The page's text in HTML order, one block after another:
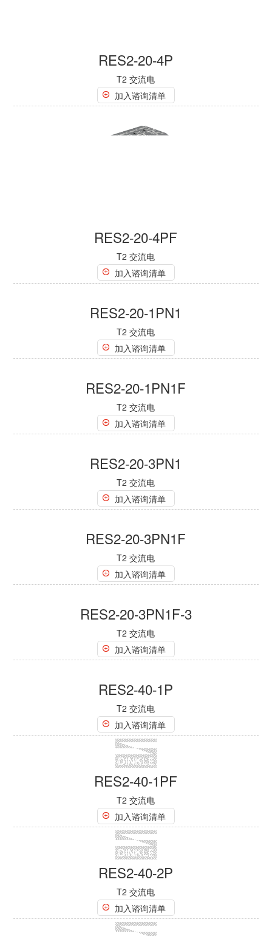
RES2-20-4P
T2 交流电
加入谘询清单
RES2-20-4PF
T2 交流电
加入谘询清单
RES2-20-1PN1
T2 交流电
T2 交流电
加入谘询清单
RES2-20-3PN1
T2 交流电
加入谘询清单